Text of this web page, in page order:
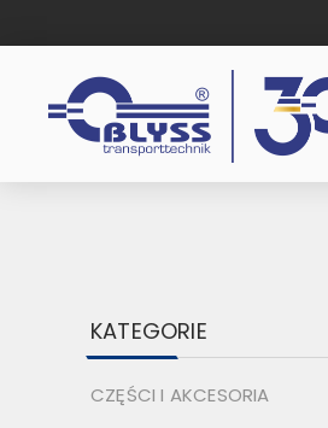
KATEGORIE
CZĘŚCI I AKCESORIA